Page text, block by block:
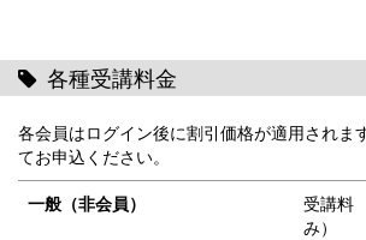
各種受講料金
各会員はログイン後に割引価格が適用されま
てお申込ください。
一般（非会員）
受講料
み）